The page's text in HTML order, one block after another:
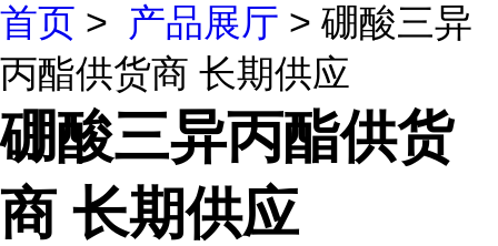
首页 > 产品展厅 > 硼酸三异
丙酯供货商 长期供应
硼酸三异丙酯供货
商 长期供应